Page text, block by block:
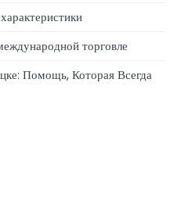
торговле
Помощь, Которая Всегда